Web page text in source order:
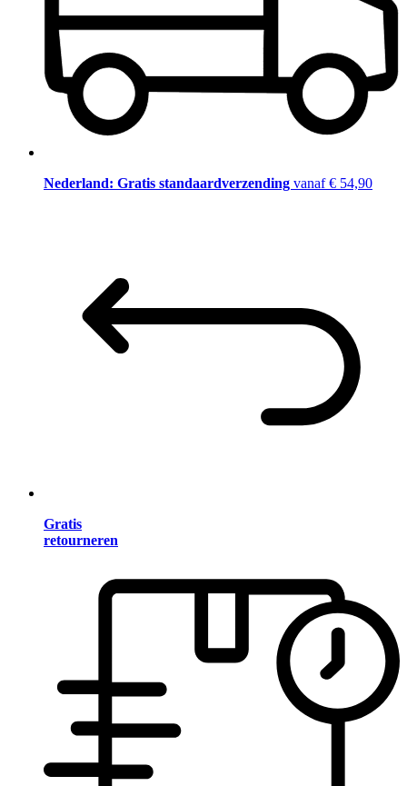
Nederland: Gratis standaardverzending vanaf € 54,90
Gratis
retourneren